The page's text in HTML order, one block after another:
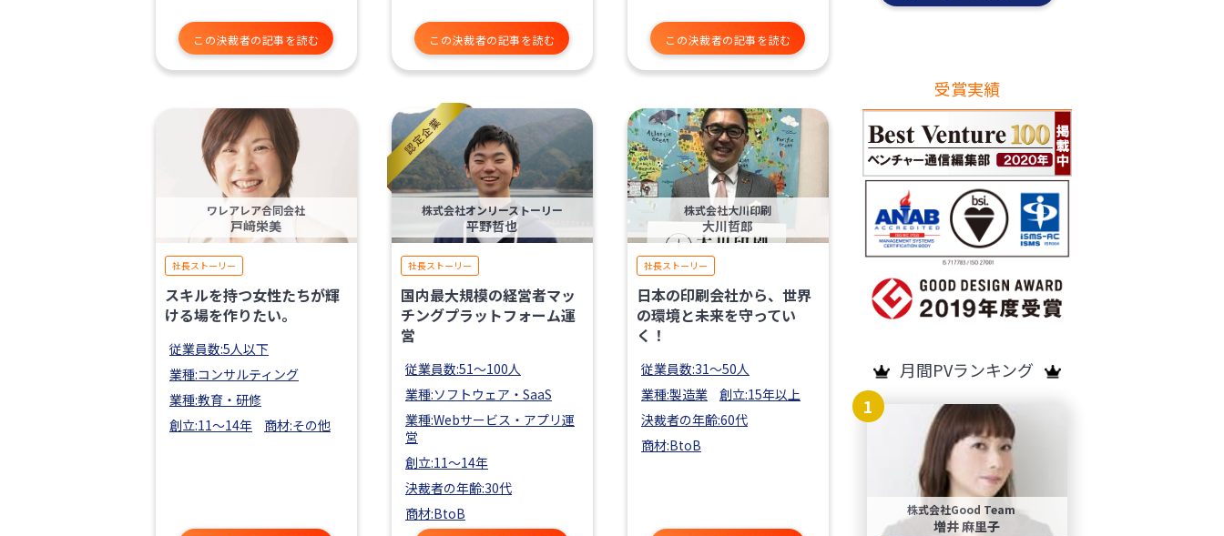
この決裁者の記事を読む この決裁者の記事を読む この決裁者の記事を読む
ワレアレア合同会社
戸﨑栄美
社長ストーリー
スキルを持つ女性たちが輝
ける場を作りたい。
従業員数:5人以下
業種:コンサルティング
業種:教育・研修
創立:11〜14年
商材:その他
株式会社オンリーストーリー
平野哲也
社長ストーリー
国内最大規模の経営者マッ
チングプラットフォーム運
営
従業員数:51〜100人
業種:ソフトウェア・SaaS
業種:Webサービス・アプリ運
営
創立:11〜14年
決裁者の年齢:30代
商材:BtoB
株式会社大川印刷
大川哲郎
社長ストーリー
日本の印刷会社から、世界
の環境と未来を守ってい
く！
従業員数:31〜50人
業種:製造業
創立:15年以上
決裁者の年齢:60代
商材:BtoB
受賞実績
月間PVランキング
1
株式会社Good Team
増井 麻里子